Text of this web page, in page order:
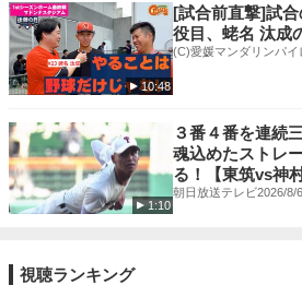
10:48
[試合前直撃]試
役目、蛯名 汰成
(C)愛媛マンダリンパイ
1:10
３番４番を連続
魂込めたストレ
る！【東筑vs神
朝日放送テレビ2026/8/
視聴ランキング